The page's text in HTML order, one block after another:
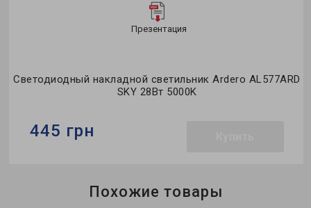
Презентация
Светодиодный накладной светильник Ardero AL577ARD
SKY 28Вт 5000K
445 грн
ArderoПохожие товары